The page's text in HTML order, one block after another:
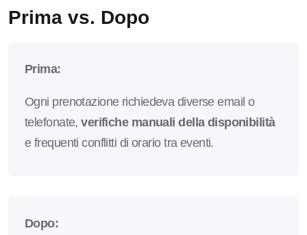
Prima vs. Dopo
Prima:
Ogni prenotazione richiedeva diverse email o
telefonate,verifiche manuali della disponibilità
e frequenti conflitti di orario tra eventi.
Dopo: